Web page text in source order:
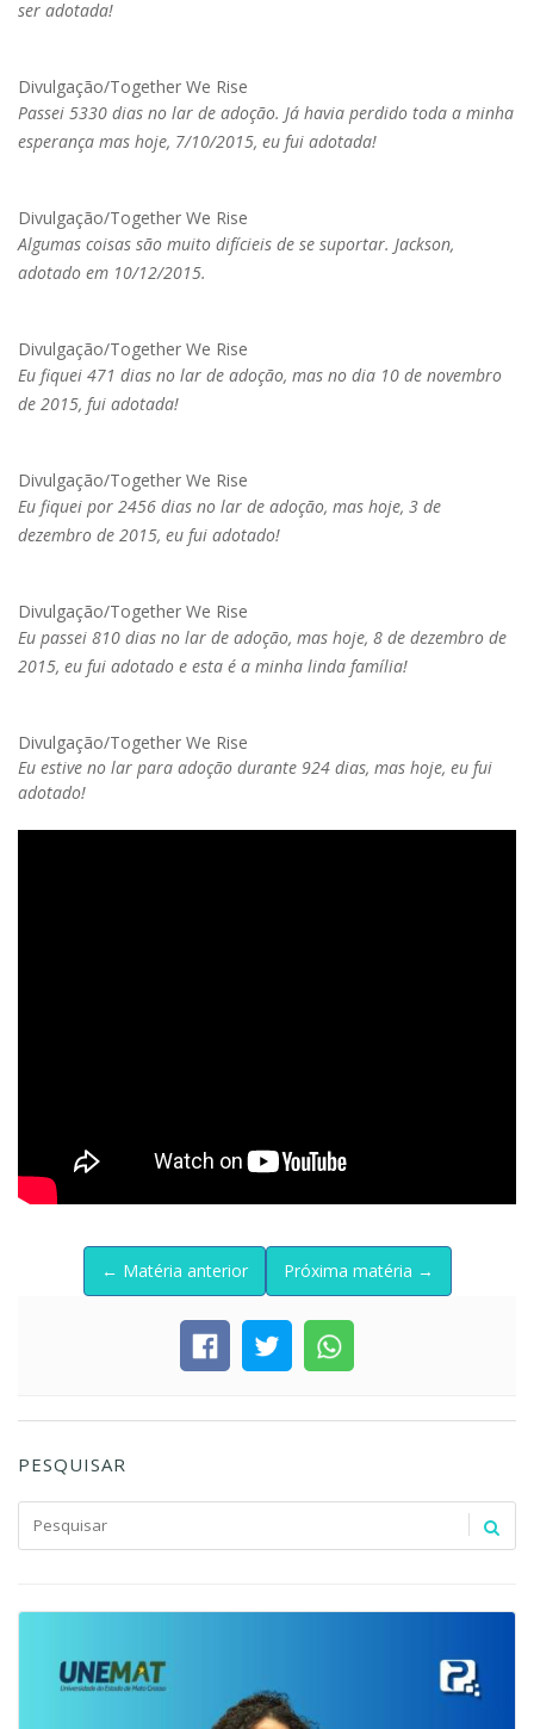
ser adotada!
Divulgação/Together We Rise
Passei 5330 dias no lar de adoção. Já havia perdido toda a minha
esperança mas hoje, 7/10/2015, eu fui adotada!
Divulgação/Together We Rise
Algumas coisas são muito difícieis de se suportar. Jackson,
adotado em 10/12/2015.
Divulgação/Together We Rise
Eu fiquei 471 dias no lar de adoção, mas no dia 10 de novembro
de 2015, fui adotada!
Divulgação/Together We Rise
Eu fiquei por 2456 dias no lar de adoção, mas hoje, 3 de
dezembro de 2015, eu fui adotado!
Divulgação/Together We Rise
Eu passei 810 dias no lar de adoção, mas hoje, 8 de dezembro de
2015, eu fui adotado e esta é a minha linda família!
Divulgação/Together We Rise
Eu estive no lar para adoção durante 924 dias, mas hoje, eu fui
adotado!
← Matéria anterior Próxima matéria →
PESQUISAR